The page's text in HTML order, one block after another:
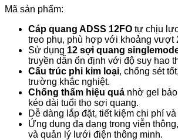
Mã sản phẩm:
Cáp quang ADSS 12FO tự chịu
treo phụ, phù hợp với khoảng vượt
Sử dụng 12 sợi quang
truyền dẫn ổn định với độ suy hao
Cấu trúc phi kim loại, chống sét
trường khắc nghiệt.
Chống thấm hiệu quả nhờ gel
kéo dài tuổi thọ sợi quang.
Dễ dàng lắp đặt, tiết kiệm chi phí
Ứng dụng đa dạng trong viễn
và quản lý lưới điện thông minh.